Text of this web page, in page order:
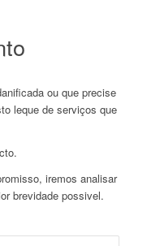
ou que precise
leque de serviços que
iremos analisar
brevidade possivel.